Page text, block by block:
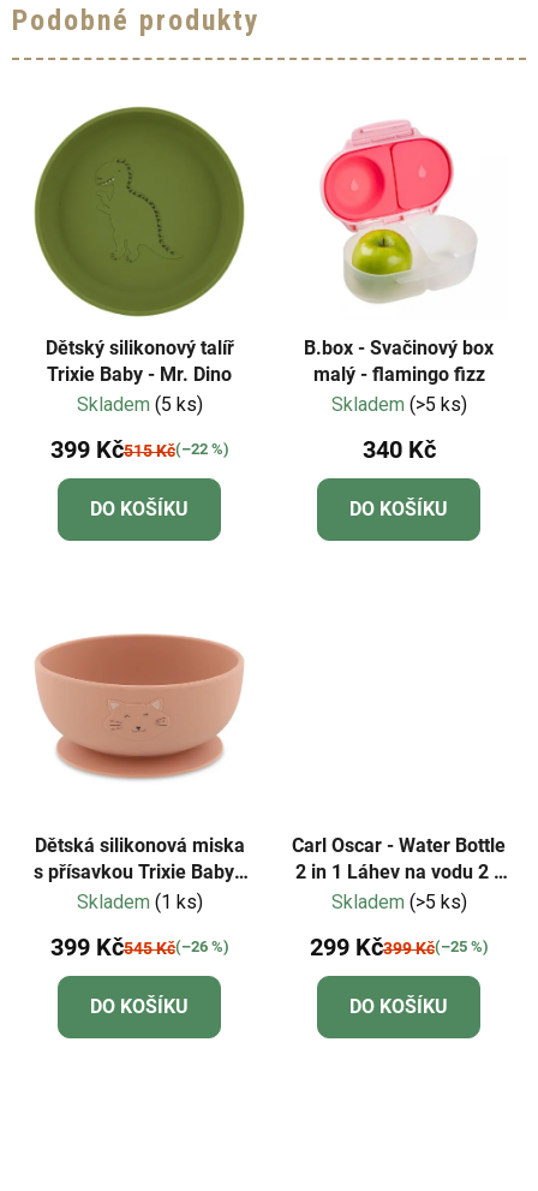
Podobné produkty
Dětský silikonový talíř
Trixie Baby - Mr. Dino
Skladem (5 ks)
399 Kč515 Kč(–22 %)
DO KOŠÍKU
B.box - Svačinový box
malý - flamingo fizz
Skladem (>5 ks)
340 Kč
DO KOŠÍKU
Dětská silikonová miska
s přísavkou Trixie Baby -
Mrs. Cat
Skladem (1 ks)
399 Kč545 Kč(–26 %)
DO KOŠÍKU
Carl Oscar - Water Bottle
2 in 1 Láhev na vodu 2 v
1 - oranžová
Skladem (>5 ks)
299 Kč399 Kč(–25 %)
DO KOŠÍKU